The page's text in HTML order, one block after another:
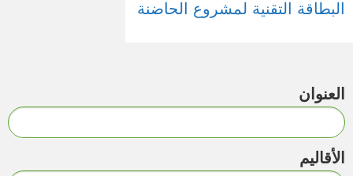
البطاقة التقنية لمشروع الحاضنة
العنوان
الأقاليم